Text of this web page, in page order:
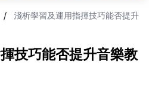
/
淺析學習及運用指揮技巧能否提升
技巧能否提升音樂教